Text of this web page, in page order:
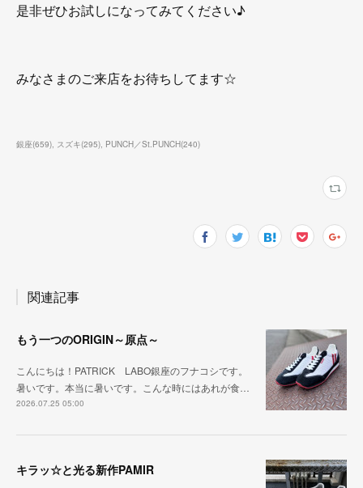
是非ぜひお試しになってみてください♪
みなさまのご来店をお待ちしてます☆
銀座(659) スズキ(295) PUNCH／St.PUNCH(240)
関連記事
もう一つのORIGIN～原点～
こんにちは！PATRICK LABO銀座のフナコシです。
暑いです。本当に暑いです。こんな時にはあれが食…
2026.07.25 05:00
キラッ☆と光る新作PAMIR